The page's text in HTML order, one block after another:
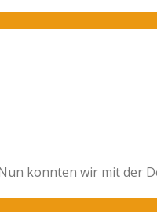
konnten wir mit der